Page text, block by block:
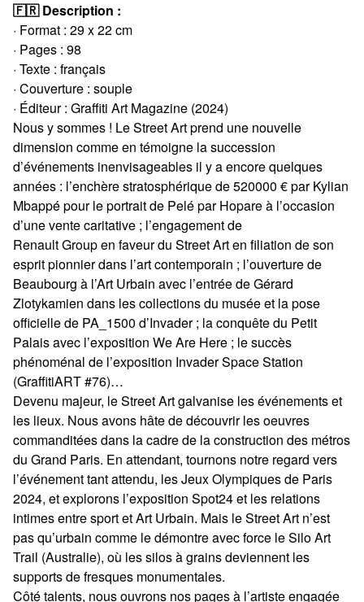
🇫🇷 Description :
· Format : 29 x 22 cm
· Pages : 98
· Texte : français
· Couverture : souple
· Éditeur : Graffiti Art Magazine (2024)
Nous y sommes ! Le Street Art prend une nouvelle
dimension comme en témoigne la succession
d’événements inenvisageables il y a encore quelques
années : l’enchère stratosphérique de 520000 € par Kylian
Mbappé pour le portrait de Pelé par Hopare à l’occasion
d’une vente caritative ; l’engagement de
Renault Group en faveur du Street Art en filiation de son
esprit pionnier dans l’art contemporain ; l’ouverture de
Beaubourg à l’Art Urbain avec l’entrée de Gérard
Zlotykamien dans les collections du musée et la pose
officielle de PA_1500 d’Invader ; la conquête du Petit
Palais avec l’exposition We Are Here ; le succès
phénoménal de l’exposition Invader Space Station
(GraffitiART #76)…
Devenu majeur, le Street Art galvanise les événements et
les lieux. Nous avons hâte de découvrir les oeuvres
commanditées dans la cadre de la construction des métros
du Grand Paris. En attendant, tournons notre regard vers
l’événement tant attendu, les Jeux Olympiques de Paris
2024, et explorons l’exposition Spot24 et les relations
intimes entre sport et Art Urbain. Mais le Street Art n’est
pas qu’urbain comme le démontre avec force le Silo Art
Trail (Australie), où les silos à grains deviennent les
supports de fresques monumentales.
Côté talents, nous ouvrons nos pages à l’artiste engagée